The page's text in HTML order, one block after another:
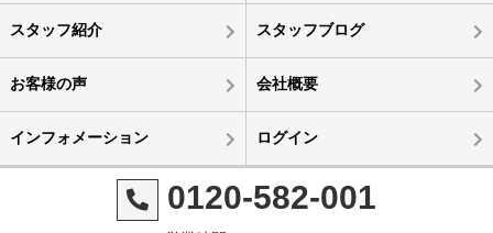
スタッフ紹介 スタッフブログ
お客様の声 会社概要
インフォメーション ログイン
0120-582-001